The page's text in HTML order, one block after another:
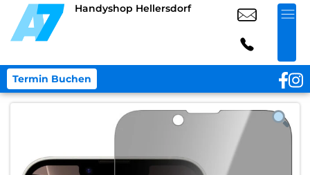
Handyshop Hellersdorf
Termin Buchen